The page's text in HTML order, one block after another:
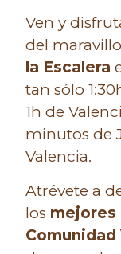
Ven y
del
la Escalera
tan sólo
1h de
minutos de
Valencia.
Atrévete a
los mejores
Comunidad